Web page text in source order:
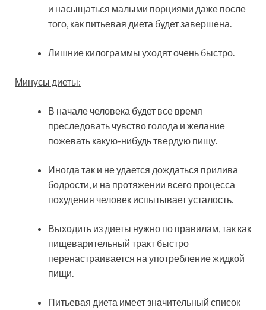
и насыщаться малыми порциями даже после
того, как питьевая диета будет завершена.
Лишние килограммы уходят очень быстро.
Минусы диеты:
В начале человека будет все время
преследовать чувство голода и желание
пожевать какую-нибудь твердую пищу.
Иногда так и не удается дождаться прилива
бодрости, и на протяжении всего процесса
похудения человек испытывает усталость.
Выходить из диеты нужно по правилам, так как
пищеварительный тракт быстро
перенастраивается на употребление жидкой
пищи.
Питьевая диета имеет значительный список